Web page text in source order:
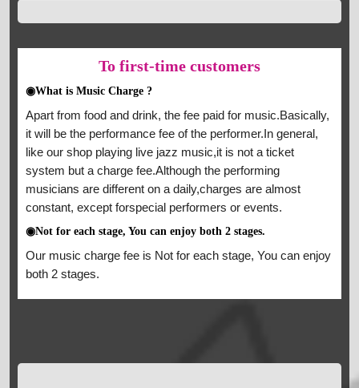
To first-time customers
◉What is Music Charge ?
Apart from food and drink, the fee paid for music.Basically,
it will be the performance fee of the performer.In general,
like our shop playing live jazz music,it is not a ticket
system but a charge fee.Although the performing
musicians are different on a daily,charges are almost
constant, except forspecial performers or events.
◉Not for each stage, You can enjoy both 2 stages.
Our music charge fee is Not for each stage, You can enjoy
both 2 stages.